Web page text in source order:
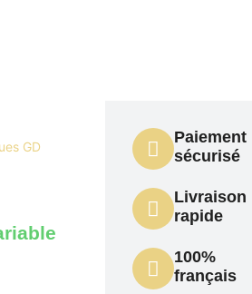
GD
Paiement
sécurisé
Livraison
rapide
100%
français